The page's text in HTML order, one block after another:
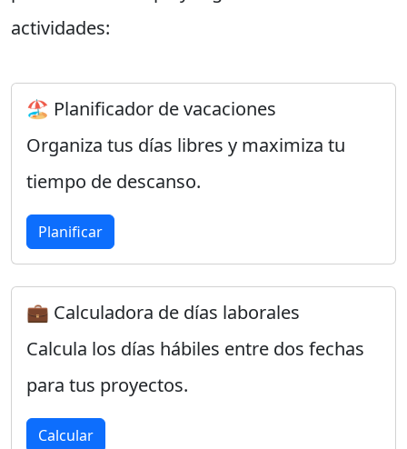
actividades:
🏖️ Planificador de vacaciones
Organiza tus días libres y maximiza tu
tiempo de descanso.
Planificar
💼 Calculadora de días laborales
Calcula los días hábiles entre dos fechas
para tus proyectos.
Calcular